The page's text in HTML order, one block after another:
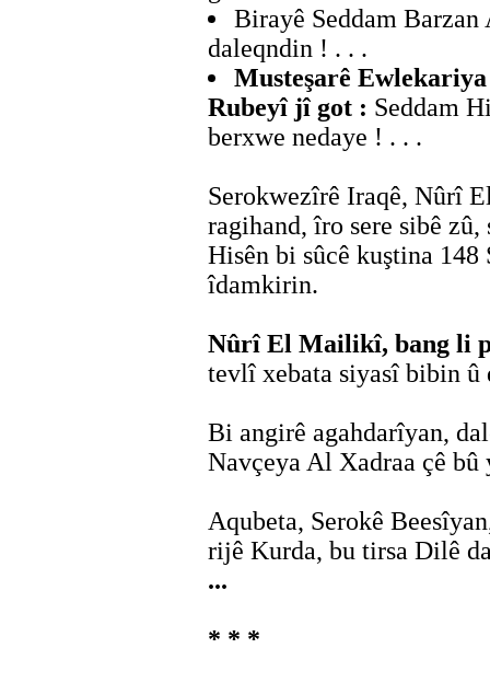
Birayê Seddam
daleqndin ! . . .
Musteşarê
Rubeyî jî got : Seddam
berxwe nedaye ! . . .
Serokwezîrê Iraqê, Nûrî
ragihand, îro sere sibê
Hisên bi sûcê kuştina
îdamkirin.
Nûrî El Mailikî, bang li
tevlî xebata siyasî bibin
Bi angirê agahdarîyan,
Navçeya Al Xadraa çê bû
Aqubeta, Serokê
rijê Kurda, bu tirsa Dilê
...
* * *